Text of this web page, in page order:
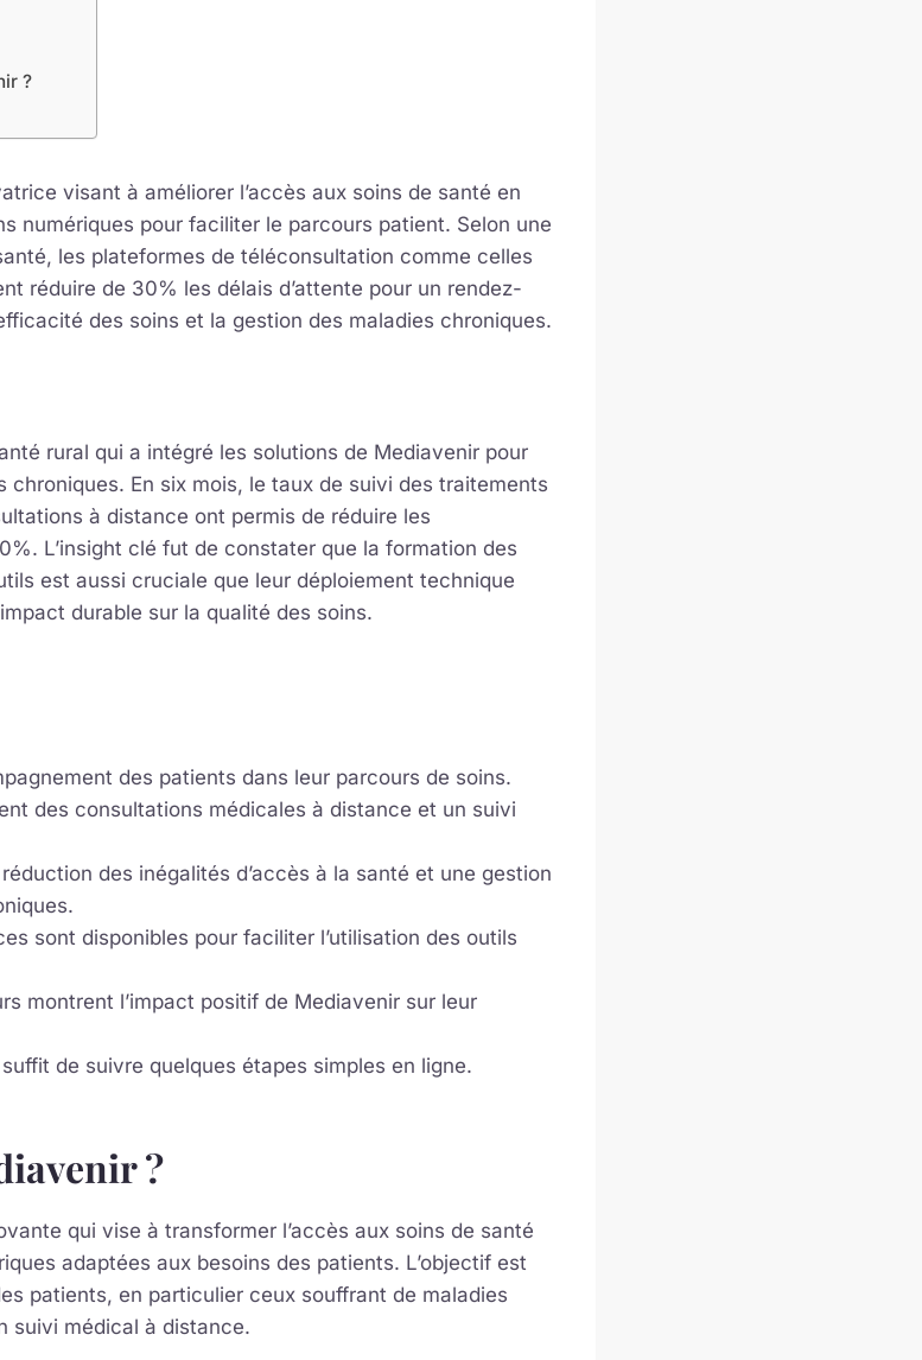
?
visant à améliorer l’accès aux soins de santé en
numériques pour faciliter le parcours patient. Selon une
les plateformes de téléconsultation comme celles
réduire de 30% les délais d’attente pour un rendez-
des soins et la gestion des maladies chroniques.
rural qui a intégré les solutions de Mediavenir pour
En six mois, le taux de suivi des traitements
à distance ont permis de réduire les
L’insight clé fut de constater que la formation des
est aussi cruciale que leur déploiement technique
durable sur la qualité des soins.
des patients dans leur parcours de soins.
des consultations médicales à distance et un suivi
des inégalités d’accès à la santé et une gestion
sont disponibles pour faciliter l’utilisation des outils
montrent l’impact positif de Mediavenir sur leur
de suivre quelques étapes simples en ligne.
?
qui vise à transformer l’accès aux soins de santé
adaptées aux besoins des patients. L’objectif est
patients, en particulier ceux souffrant de maladies
suivi médical à distance.